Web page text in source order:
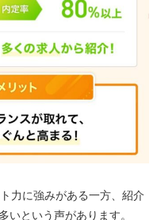
も大企業への就職が
迎求人76％以上。新
研修を受ければ、書
いるだけでも転職活動
数100万件超で、希望
力に強みがある一方、紹介
いという声があります。